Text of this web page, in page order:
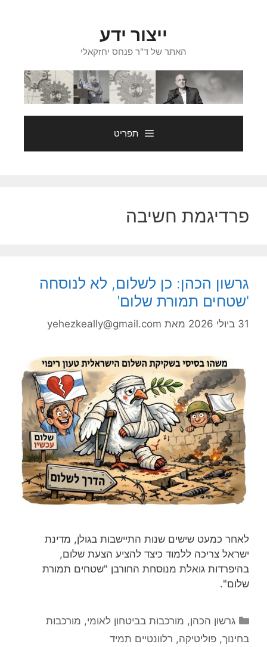
ייצור ידע
האתר של ד"ר פנחס יחזקאלי
תפריט
פרדיגמת חשיבה
גרשון הכהן: כן לשלום, לא לנוסחה
'שטחים תמורת שלום'
31 ביולי 2026 מאת yehezkeally@gmail.com
לאחר כמעט שישים שנות התיישבות בגולן, מדינת
ישראל צריכה ללמוד כיצד להציע הצעת שלום,
בהיפרדות גואלת מנוסחת החורבן "שטחים תמורת
שלום".
קטגוריות
גרשון הכהן, מורכבות בביטחון לאומי, מורכבות
בחינוך, פוליטיקה, רלוונטיים תמיד